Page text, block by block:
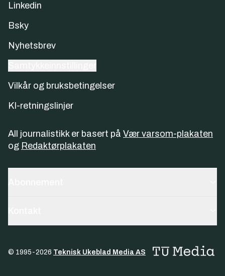
Linkedin
Bsky
Nyhetsbrev
Vilkår og bruksbetingelser
KI-retningslinjer
All journalistikk er basert på Vær varsom-plakaten
og Redaktørplakaten
© 1995-2026 Teknisk Ukeblad Media AS